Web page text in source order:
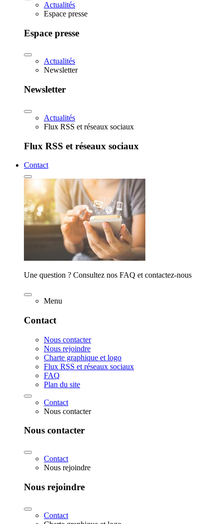
Actualités
Espace presse
Espace presse
Actualités
Newsletter
Newsletter
Actualités
Flux RSS et réseaux sociaux
Flux RSS et réseaux sociaux
Contact
Une question ? Consultez nos FAQ et contactez-nous
Menu
Contact
Nous contacter
Nous rejoindre
Charte graphique et logo
Flux RSS et réseaux sociaux
FAQ
Plan du site
Contact
Nous contacter
Nous contacter
Contact
Nous rejoindre
Nous rejoindre
Contact